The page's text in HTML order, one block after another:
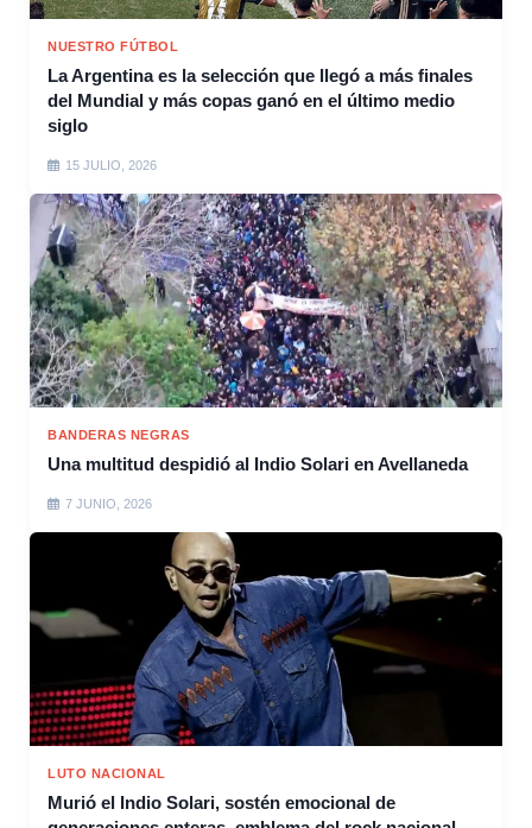
NUESTRO FÚTBOL
La Argentina es la selección que llegó a más finales
del Mundial y más copas ganó en el último medio
siglo
15 JULIO, 2026
BANDERAS NEGRAS
Una multitud despidió al Indio Solari en Avellaneda
7 JUNIO, 2026
LUTO NACIONAL
Murió el Indio Solari, sostén emocional de